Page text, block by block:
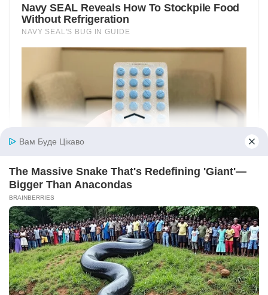
Вам Буде Цікаво
The Massive Snake That's Redefining 'Giant'—
Bigger Than Anacondas
BRAINBERRIES